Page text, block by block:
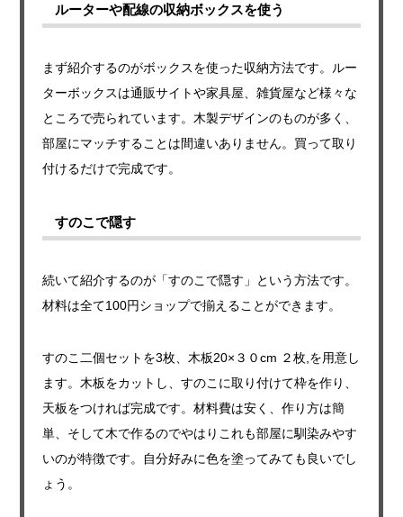
ルーターや配線の収納ボックスを使う
まず紹介するのがボックスを使った収納方法です。ルー
ターボックスは通販サイトや家具屋、雑貨屋など様々な
ところで売られています。木製デザインのものが多く、
部屋にマッチすることは間違いありません。買って取り
付けるだけで完成です。
すのこで隠す
続いて紹介するのが「すのこで隠す」という方法です。
材料は全て100円ショップで揃えることができます。
すのこ二個セットを3枚、木板20×３０cm ２枚,を用意し
ます。木板をカットし、すのこに取り付けて枠を作り、
天板をつければ完成です。材料費は安く、作り方は簡
単、そして木で作るのでやはりこれも部屋に馴染みやす
いのが特徴です。自分好みに色を塗ってみても良いでし
ょう。